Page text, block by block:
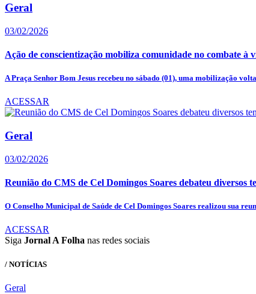
Geral
03/02/2026
Ação de conscientização mobiliza comunidade no combate à
A Praça Senhor Bom Jesus recebeu no sábado (01), uma mobilização
ACESSAR
Geral
03/02/2026
Reunião do CMS de Cel Domingos Soares debateu diversos
O Conselho Municipal de Saúde de Cel Domingos Soares realizou sua
ACESSAR
Siga Jornal A Folha nas redes sociais
/ NOTÍCIAS
Geral